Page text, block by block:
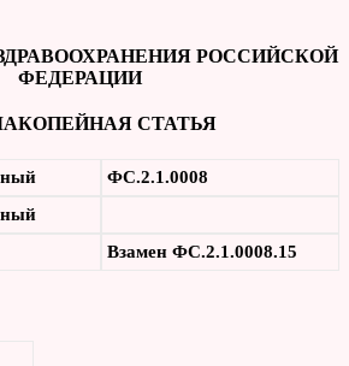
РОССИЙСКОЙ
ФЕДЕРАЦИИ
СТАТЬЯ
ФС.2.1.0008
Взамен ФС.2.1.0008.15